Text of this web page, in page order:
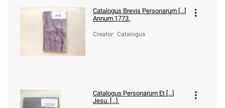
Catalogus Brevis Personarum [...]
Annum 1773.
Creator: Catalogus
Catalogus Personarum Et [...]
Jesu. [...].